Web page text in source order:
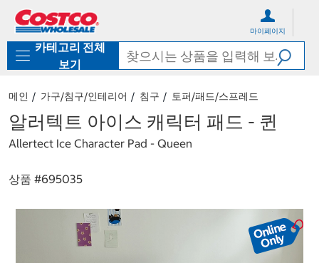
로
기
가
마이페이지
카테고리 전체
보기
메인 가구/침구/인테리어 침구 토퍼/패드/스프레드
알러텍트 아이스 캐릭터 패드 - 퀸
Allertect Ice Character Pad - Queen
상품 #695035